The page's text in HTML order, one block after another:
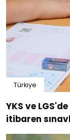
Türkiye
YKS ve
itibaren